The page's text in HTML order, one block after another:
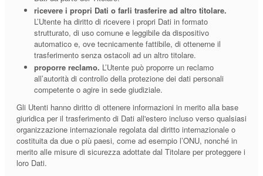
ricevere i propri Dati o farli trasferire ad altro titolare.
L’Utente ha diritto di ricevere i propri Dati in formato
strutturato, di uso comune e leggibile da dispositivo
automatico e, ove tecnicamente fattibile, di ottenerne il
trasferimento senza ostacoli ad un altro titolare.
proporre reclamo. L’Utente può proporre un reclamo
all’autorità di controllo della protezione dei dati personali
competente o agire in sede giudiziale.
Gli Utenti hanno diritto di ottenere informazioni in merito alla base
giuridica per il trasferimento di Dati all'estero incluso verso qualsiasi
organizzazione internazionale regolata dal diritto internazionale o
costituita da due o più paesi, come ad esempio l’ONU, nonché in
merito alle misure di sicurezza adottate dal Titolare per proteggere i
loro Dati.